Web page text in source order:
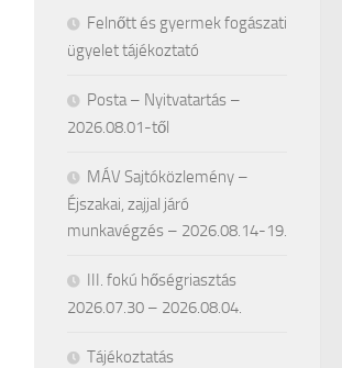
Felnőtt és gyermek fogászati
ügyelet tájékoztató
Posta – Nyitvatartás –
2026.08.01-től
MÁV Sajtóközlemény –
Éjszakai, zajjal járó
munkavégzés – 2026.08.14-19.
III. fokú hőségriasztás
2026.07.30 – 2026.08.04.
Tájékoztatás